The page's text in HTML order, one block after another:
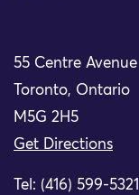
55 Centre Avenue
Toronto, Ontario
M5G 2H5
Get Directions
Tel: (416) 599-5321